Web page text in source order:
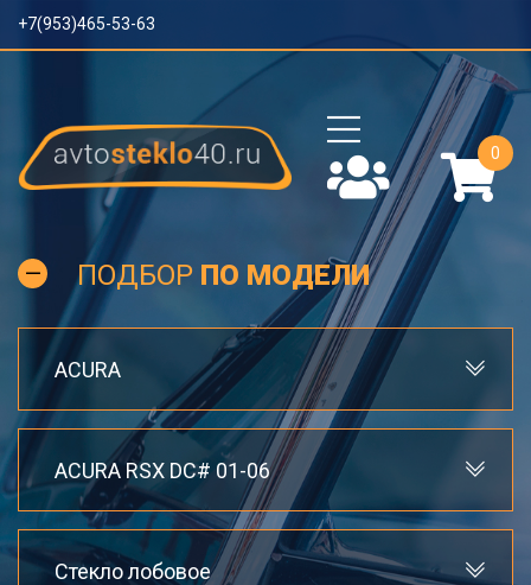
+7(953)465-53-63
0
ПОДБОР ПО МОДЕЛИ
ACURA
ACURA RSX DC# 01-06
Стекло лобовое